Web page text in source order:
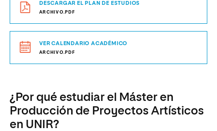
DESCARGAR EL PLAN DE ESTUDIOS
ARCHIVO.PDF
VER CALENDARIO ACADÉMICO
ARCHIVO.PDF
¿Por qué estudiar el Máster en
Producción de Proyectos Artísticos
en UNIR?